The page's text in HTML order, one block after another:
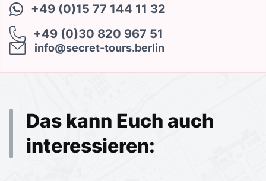
+49 (0)15 77 144 11 32
+49 (0)30 820 967 51
info@secret-tours.berlin
Das kann Euch auch
interessieren: